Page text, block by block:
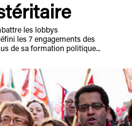
les lobbys
les 7 engagements des
de sa formation politique...